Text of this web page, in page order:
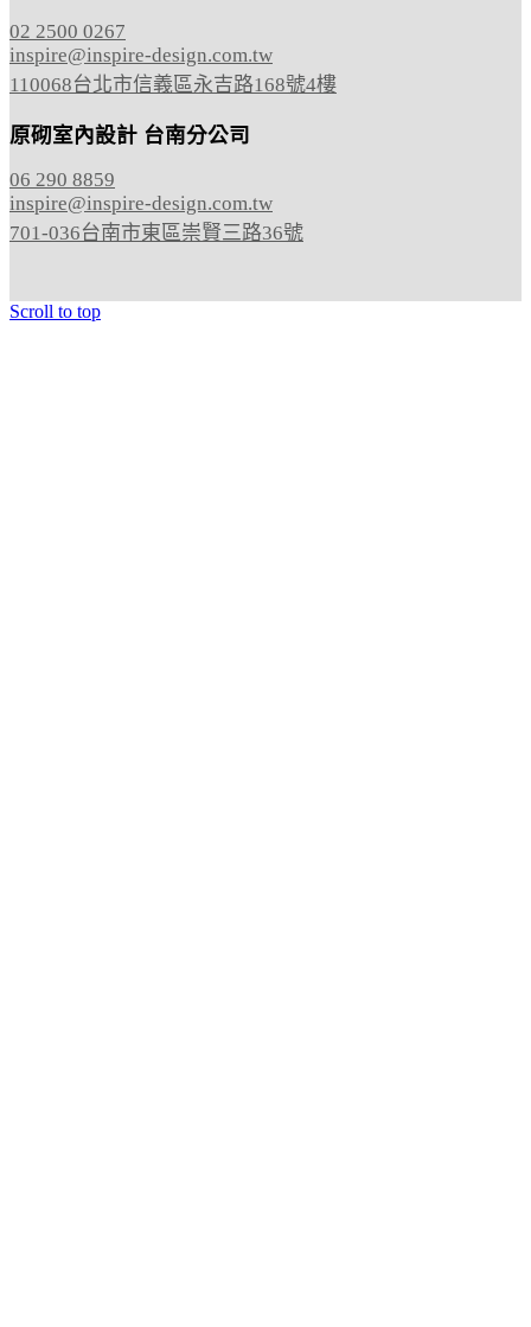
02 2500 0267
inspire@inspire-design.com.tw
110068台北市信義區永吉路168號4樓
原砌室內設計 台南分公司
06 290 8859
inspire@inspire-design.com.tw
701-036台南市東區崇賢三路36號
Scroll to top